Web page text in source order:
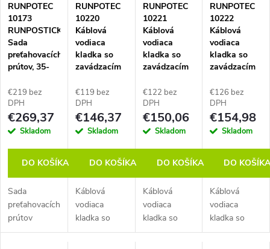
i
s
p
r
o
d
u
k
RUNPOTEC
10173
RUNPOSTICKS
Sada
preťahovacích
prútov, 35-
vrátane
úložného
puzdra
€219 bez
DPH
€269,37
Skladom
DO KOŠÍKA
Sada
preťahovacích
prútov
RUNPOSTICKS
RUNPOTEC
10220
Káblová
vodiaca
kladka so
zavádzacím
nadstavcom
DM48, pre
šachtové
vstupy a
priemer
kábla 40
mm, nosnosť
4 500 kg
€119 bez
DPH
€146,37
Skladom
DO KOŠÍKA
Káblová
vodiaca
kladka so
zavádzacím
RUNPOTEC
10221
Káblová
vodiaca
kladka so
zavádzacím
nadstavcom
DM60, pre
šachtové
vstupy a
priemer
kábla 50
mm, nosnosť
4 500 kg
€122 bez
DPH
€150,06
Skladom
DO KOŠÍKA
Káblová
vodiaca
kladka so
zavádzacím
RUNPOTEC
10222
Káblová
vodiaca
kladka so
zavádzacím
nadstavcom
DM76, pre
šachtové
vstupy a
priemer
kábla 65
mm, nosnosť
4 500 kg
€126 bez
DPH
€154,98
Skladom
DO
Káblová
vodiaca
kladka so
zavádzacím